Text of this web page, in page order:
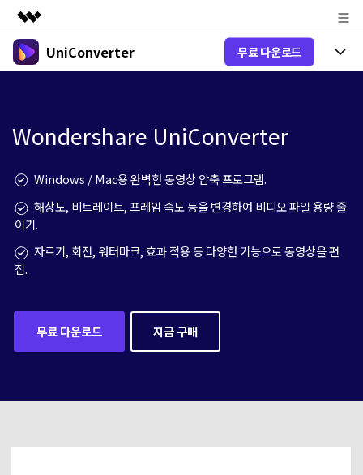
주요 제품
솔루션
회사 소개
뉴스룸
플랜 및 가격
도움말 센터
UniConverter 무료 다운로드
올인원 미디어 툴박스
유니컨버터-맥 버전
제품 기능
음성 텍스트 변환
하게 변환하세요.
Hot
AI 기능
온라인 도구
오디오 변환
New
동영상 변환
V17 업그레이드
블로그
Hot
가이드
Wondershare UniConverter를 어떻게 사용하나요?
구매하기
Wondershare UniConverter
Windows / Mac용 완벽한 동영상 압축 프로그램.
해상도, 비트레이트, 프레임 속도 등을 변경하여 비디오 파일 용량 줄
이기.
자르기, 회전, 워터마크, 효과 적용 등 다양한 기능으로 동영상을 편
집.
무료 다운로드 지금 구매